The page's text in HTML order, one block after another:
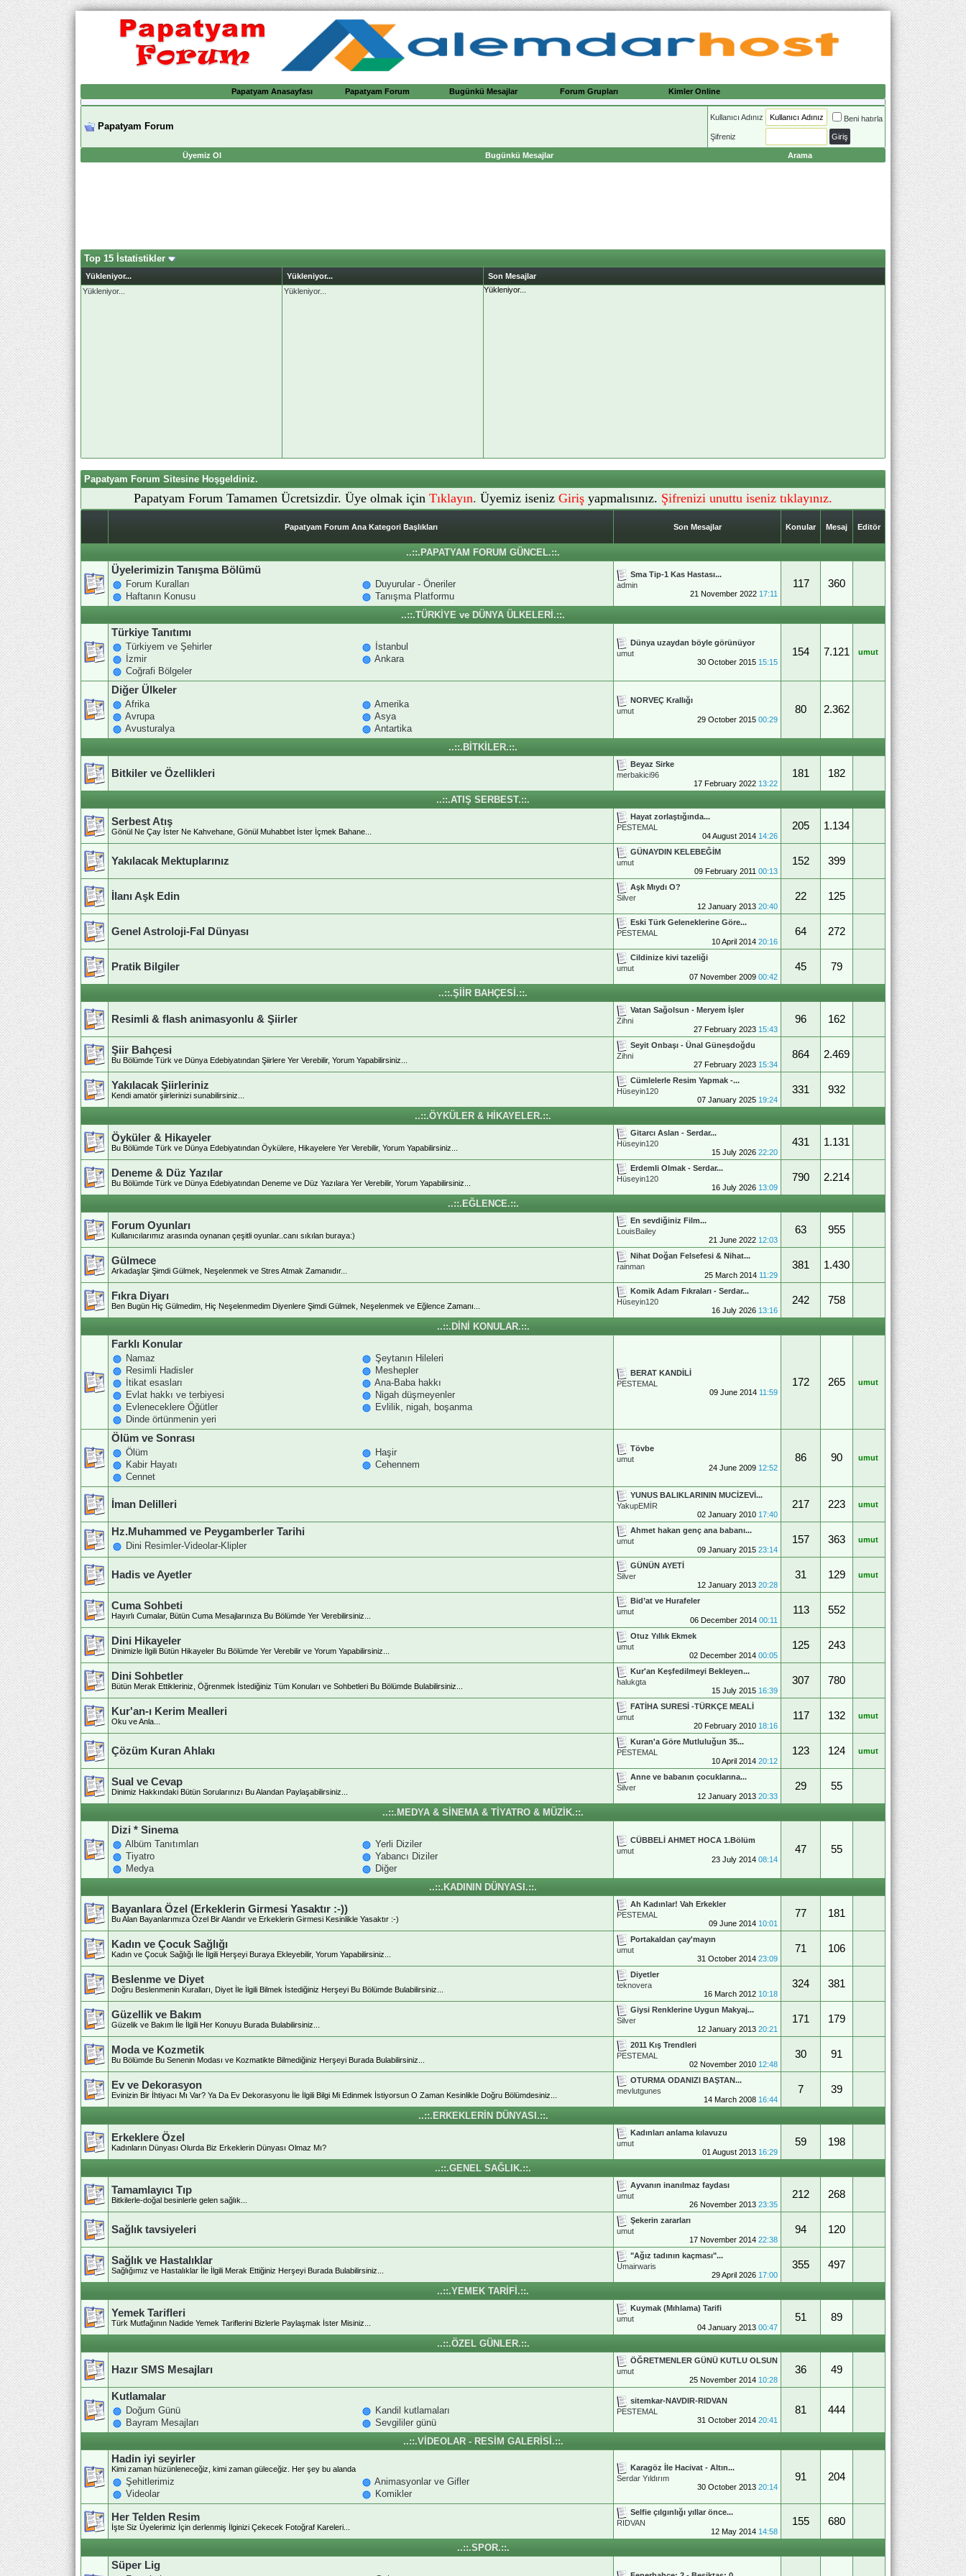
Papatyam Anasayfası Papatyam Forum Bugünkü Mesajlar Forum Grupları Kimler Online
Papatyam Forum
Kullanıcı Adınız Beni hatırla
Şifreniz
Üyemiz Ol Bugünkü Mesajlar Arama
Top 15 İstatistikler
Yükleniyor... Yükleniyor...
Son Mesajlar
Yükleniyor...
Yükleniyor... Yükleniyor...
Papatyam Forum Sitesine Hoşgeldiniz.
Papatyam Forum Tamamen Ücretsizdir. Üye olmak için Tıklayın. Üyemiz iseniz Giriş yapmalısınız. Şifrenizi unuttu iseniz tıklayınız.
Papatyam Forum Ana Kategori Başlıkları Son Mesajlar Konular Mesaj Editör
..::.PAPATYAM FORUM GÜNCEL.::.
Üyelerimizin Tanışma Bölümü
Forum Kuralları
Duyurular - Öneriler
Haftanın Konusu
Tanışma Platformu
Sma Tip-1 Kas Hastası...
admin
21 November 2022 17:11
117 360
..::.TÜRKİYE ve DÜNYA ÜLKELERİ.::.
Türkiye Tanıtımı
Türkiyem ve Şehirler
İstanbul
İzmir
Ankara
Coğrafi Bölgeler
Dünya uzaydan böyle görünüyor
umut
30 October 2015 15:15
154 7.121 umut
Diğer Ülkeler
Afrika
Amerika
Avrupa
Asya
Avusturalya
Antartika
NORVEÇ Krallığı
umut
29 October 2015 00:29
80 2.362
..::.BİTKİLER.::.
Bitkiler ve Özellikleri
Beyaz Sirke
merbakici96
17 February 2022 13:22
181 182
..::.ATIŞ SERBEST.::.
Serbest Atış
Gönül Ne Çay İster Ne Kahvehane, Gönül Muhabbet İster İçmek Bahane...
Hayat zorlaştığında...
PESTEMAL
04 August 2014 14:26
205 1.134
Yakılacak Mektuplarınız
GÜNAYDIN KELEBEĞİM
umut
09 February 2011 00:13
152 399
İlanı Aşk Edin
Aşk Mıydı O?
Silver
12 January 2013 20:40
22 125
Genel Astroloji-Fal Dünyası
Eski Türk Geleneklerine Göre...
PESTEMAL
10 April 2014 20:16
64 272
Pratik Bilgiler
Cildinize kivi tazeliği
umut
07 November 2009 00:42
45 79
..::.ŞİİR BAHÇESİ.::.
Resimli & flash animasyonlu & Şiirler
Vatan Sağolsun - Meryem İşler
Zihni
27 February 2023 15:43
96 162
Şiir Bahçesi
Bu Bölümde Türk ve Dünya Edebiyatından Şiirlere Yer Verebilir, Yorum Yapabilirsiniz...
Seyit Onbaşı - Ünal Güneşdoğdu
Zihni
27 February 2023 15:34
864 2.469
Yakılacak Şiirleriniz
Kendi amatör şiirlerinizi sunabilirsiniz...
Cümlelerle Resim Yapmak -...
Hüseyin120
07 January 2025 19:24
331 932
..::.ÖYKÜLER & HİKAYELER.::.
Öyküler & Hikayeler
Bu Bölümde Türk ve Dünya Edebiyatından Öykülere, Hikayelere Yer Verebilir, Yorum Yapabilirsiniz...
Gitarcı Aslan - Serdar...
Hüseyin120
15 July 2026 22:20
431 1.131
Deneme & Düz Yazılar
Bu Bölümde Türk ve Dünya Edebiyatından Deneme ve Düz Yazılara Yer Verebilir, Yorum Yapabilirsiniz...
Erdemli Olmak - Serdar...
Hüseyin120
16 July 2026 13:09
790 2.214
..::.EĞLENCE.::.
Forum Oyunları
Kullanıcılarımız arasında oynanan çeşitli oyunlar..canı sıkılan buraya:)
En sevdiğiniz Film...
LouisBailey
21 June 2022 12:03
63 955
Gülmece
Arkadaşlar Şimdi Gülmek, Neşelenmek ve Stres Atmak Zamanıdır...
Nihat Doğan Felsefesi & Nihat...
rainman
25 March 2014 11:29
381 1.430
Fıkra Diyarı
Ben Bugün Hiç Gülmedim, Hiç Neşelenmedim Diyenlere Şimdi Gülmek, Neşelenmek ve Eğlence Zamanı...
Komik Adam Fıkraları - Serdar...
Hüseyin120
16 July 2026 13:16
242 758
..::.DİNİ KONULAR.::.
Farklı Konular
Namaz
Şeytanın Hileleri
Resimli Hadisler
Meshepler
İtikat esasları
Ana-Baba hakkı
Evlat hakkı ve terbiyesi
Nigah düşmeyenler
Evleneceklere Öğütler
Evlilik, nigah, boşanma
Dinde örtünmenin yeri
BERAT KANDİLİ
PESTEMAL
09 June 2014 11:59
172 265 umut
Ölüm ve Sonrası
Ölüm
Haşir
Kabir Hayatı
Cehennem
Cennet
Tövbe
umut
24 June 2009 12:52
86 90 umut
İman Delilleri
YUNUS BALIKLARININ MUCİZEVİ...
YakupEMİR
02 January 2010 17:40
217 223 umut
Hz.Muhammed ve Peygamberler Tarihi
Dini Resimler-Videolar-Klipler
Ahmet hakan genç ana babanı...
umut
09 January 2015 23:14
157 363 umut
Hadis ve Ayetler
GÜNÜN AYETİ
Silver
12 January 2013 20:28
31 129 umut
Cuma Sohbeti
Hayırlı Cumalar, Bütün Cuma Mesajlarınıza Bu Bölümde Yer Verebilirsiniz...
Bid’at ve Hurafeler
umut
06 December 2014 00:11
113 552
Dini Hikayeler
Dinimizle İlgili Bütün Hikayeler Bu Bölümde Yer Verebilir ve Yorum Yapabilirsiniz...
Otuz Yıllık Ekmek
umut
02 December 2014 00:05
125 243
Dini Sohbetler
Bütün Merak Ettikleriniz, Öğrenmek İstediğiniz Tüm Konuları ve Sohbetleri Bu Bölümde Bulabilirsiniz...
Kur'an Keşfedilmeyi Bekleyen...
halukgta
15 July 2015 16:39
307 780
Kur'an-ı Kerim Mealleri
Oku ve Anla...
FATİHA SURESİ -TÜRKÇE MEALİ
umut
20 February 2010 18:16
117 132 umut
Çözüm Kuran Ahlakı
Kuran'a Göre Mutluluğun 35...
PESTEMAL
10 April 2014 20:12
123 124 umut
Sual ve Cevap
Dinimiz Hakkındaki Bütün Sorularınızı Bu Alandan Paylaşabilirsiniz...
Anne ve babanın çocuklarına...
Silver
12 January 2013 20:33
29 55
..::.MEDYA & SİNEMA & TİYATRO & MÜZİK.::.
Dizi * Sinema
Albüm Tanıtımları
Yerli Diziler
Tiyatro
Yabancı Diziler
Medya
Diğer
CÜBBELİ AHMET HOCA 1.Bölüm
umut
23 July 2014 08:14
47 55
..::.KADININ DÜNYASI.::.
Bayanlara Özel (Erkeklerin Girmesi Yasaktır :-))
Bu Alan Bayanlarımıza Özel Bir Alandır ve Erkeklerin Girmesi Kesinlikle Yasaktır :-)
Ah Kadınlar! Vah Erkekler
PESTEMAL
09 June 2014 10:01
77 181
Kadın ve Çocuk Sağlığı
Kadın ve Çocuk Sağlığı İle İlgili Herşeyi Buraya Ekleyebilir, Yorum Yapabilirsiniz...
Portakaldan çay'mayın
umut
31 October 2014 23:09
71 106
Beslenme ve Diyet
Doğru Beslenmenin Kuralları, Diyet İle İlgili Bilmek İstediğiniz Herşeyi Bu Bölümde Bulabilirsiniz...
Diyetler
teknovera
16 March 2012 10:18
324 381
Güzellik ve Bakım
Güzelik ve Bakım İle İlgili Her Konuyu Burada Bulabilirsiniz...
Giysi Renklerine Uygun Makyaj...
Silver
12 January 2013 20:21
171 179
Moda ve Kozmetik
Bu Bölümde Bu Senenin Modası ve Kozmatikte Bilmediğiniz Herşeyi Burada Bulabilirsiniz...
2011 Kış Trendleri
PESTEMAL
02 November 2010 12:48
30 91
Ev ve Dekorasyon
Evinizin Bir İhtiyacı Mı Var? Ya Da Ev Dekorasyonu İle İlgili Bilgi Mi Edinmek İstiyorsun O Zaman Kesinlikle Doğru Bölümdesiniz...
OTURMA ODANIZI BAŞTAN...
mevlutgunes
14 March 2008 16:44
7 39
..::.ERKEKLERİN DÜNYASI.::.
Erkeklere Özel
Kadınların Dünyası Olurda Biz Erkeklerin Dünyası Olmaz Mı?
Kadınları anlama kılavuzu
umut
01 August 2013 16:29
59 198
..::.GENEL SAĞLIK.::.
Tamamlayıcı Tıp
Bitkilerle-doğal besinlerle gelen sağlık...
Ayvanın inanılmaz faydası
umut
26 November 2013 23:35
212 268
Sağlık tavsiyeleri
Şekerin zararları
umut
17 November 2014 22:38
94 120
Sağlık ve Hastalıklar
Sağlığımız ve Hastalıklar İle İlgili Merak Ettiğiniz Herşeyi Burada Bulabilirsiniz...
"Ağız tadının kaçması"...
Umairwaris
29 April 2026 17:00
355 497
..::.YEMEK TARİFİ.::.
Yemek Tarifleri
Türk Mutfağının Nadide Yemek Tariflerini Bizlerle Paylaşmak İster Misiniz...
Kuymak (Mıhlama) Tarifi
umut
04 January 2013 00:47
51 89
..::.ÖZEL GÜNLER.::.
Hazır SMS Mesajları
ÖĞRETMENLER GÜNÜ KUTLU OLSUN
umut
25 November 2014 10:28
36 49
Kutlamalar
Doğum Günü
Kandil kutlamaları
Bayram Mesajları
Sevgililer günü
sitemkar-NAVDIR-RIDVAN
PESTEMAL
31 October 2014 20:41
81 444
..::.VİDEOLAR - RESİM GALERİSİ.::.
Hadin iyi seyirler
Kimi zaman hüzünleneceğiz, kimi zaman güleceğiz. Her şey bu alanda
Şehitlerimiz
Animasyonlar ve Gifler
Videolar
Komikler
Karagöz İle Hacivat - Altın...
Serdar Yıldırım
30 October 2013 20:14
91 204
Her Telden Resim
İşte Siz Üyelerimiz İçin derlenmiş İlginizi Çekecek Fotoğraf Kareleri...
Selfie çılgınlığı yıllar önce...
RIDVAN
12 May 2014 14:58
155 680
..::.SPOR.::.
Süper Lig